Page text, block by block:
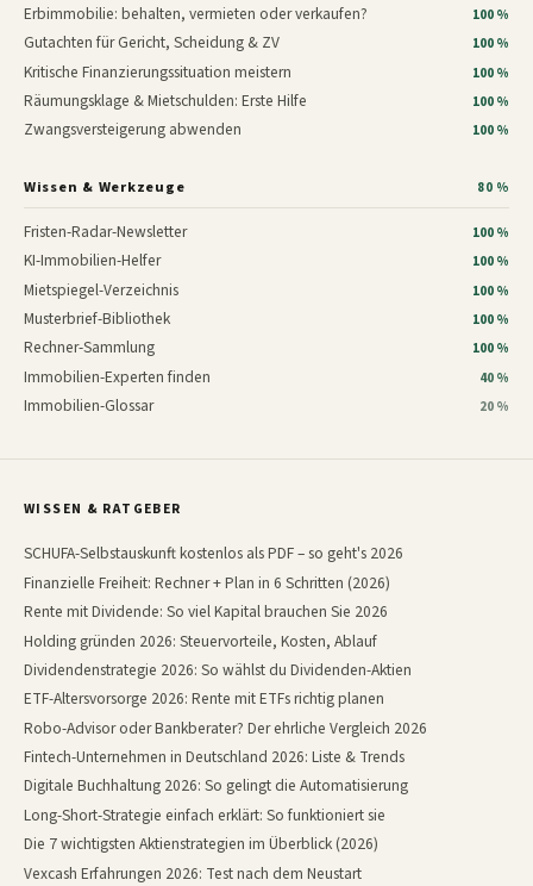
Erbimmobilie: behalten, vermieten oder verkaufen? 100 %
Gutachten für Gericht, Scheidung & ZV 100 %
Kritische Finanzierungssituation meistern 100 %
Räumungsklage & Mietschulden: Erste Hilfe 100 %
Zwangsversteigerung abwenden 100 %
Wissen & Werkzeuge 80 %
Fristen-Radar-Newsletter 100 %
KI-Immobilien-Helfer 100 %
Mietspiegel-Verzeichnis 100 %
Musterbrief-Bibliothek 100 %
Rechner-Sammlung 100 %
Immobilien-Experten finden 40 %
Immobilien-Glossar 20 %
WISSEN & RATGEBER
SCHUFA-Selbstauskunft kostenlos als PDF – so geht's 2026
Finanzielle Freiheit: Rechner + Plan in 6 Schritten (2026)
Rente mit Dividende: So viel Kapital brauchen Sie 2026
Holding gründen 2026: Steuervorteile, Kosten, Ablauf
Dividendenstrategie 2026: So wählst du Dividenden-Aktien
ETF-Altersvorsorge 2026: Rente mit ETFs richtig planen
Robo-Advisor oder Bankberater? Der ehrliche Vergleich 2026
Fintech-Unternehmen in Deutschland 2026: Liste & Trends
Digitale Buchhaltung 2026: So gelingt die Automatisierung
Long-Short-Strategie einfach erklärt: So funktioniert sie
Die 7 wichtigsten Aktienstrategien im Überblick (2026)
Vexcash Erfahrungen 2026: Test nach dem Neustart